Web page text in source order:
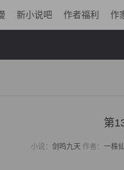
新小说吧 作者福利 作
第
小说： 剑鸣九天 作者： 一株